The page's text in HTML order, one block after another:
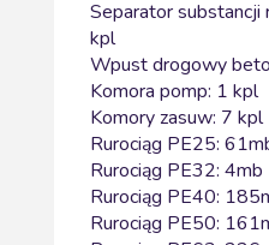
Separator substancji
kpl
Wpust drogowy
Komora pomp: 1 kpl
Komory zasuw: 7 kpl
Rurociąg PE25:
Rurociąg PE32: 4mb
Rurociąg PE40:
Rurociąg PE50: